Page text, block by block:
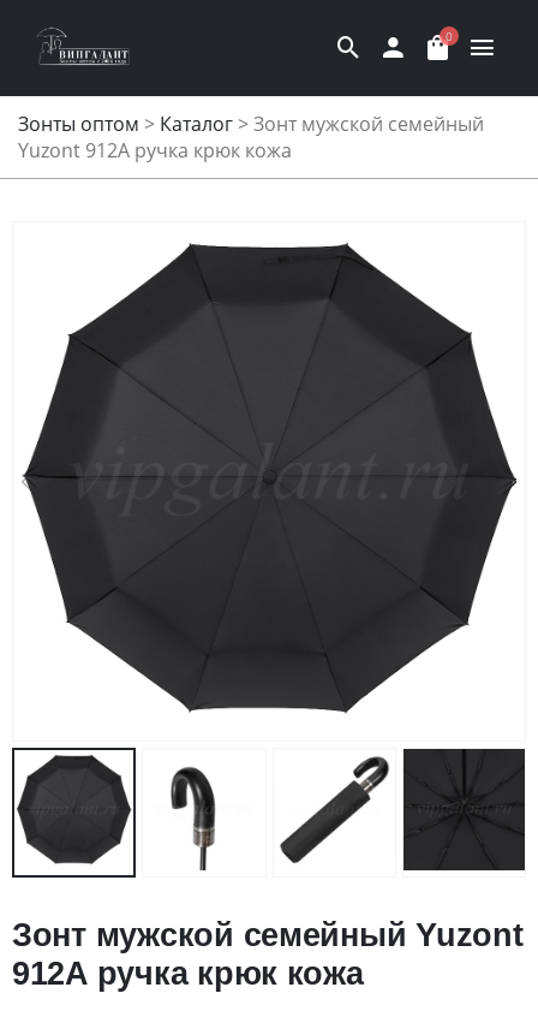
0
Зонты оптом > Каталог>Зонт мужской семейный
Yuzont 912A ручка крюк кожа
Зонт мужской семейный Yuzont
912A ручка крюк кожа